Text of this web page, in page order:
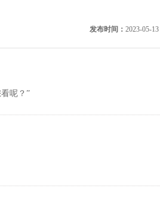
发布时间： 2023-05-13
呢？”